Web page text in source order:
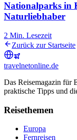
Nationalparks in
Naturliebhaber
2 Min. Lesezeit
Zurück zur Startseite
travelnetonline.de
Das Reisemagazin für
praktische Tipps und
Reisethemen
Europa
Fernreisen